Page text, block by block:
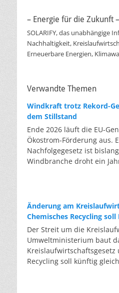
– Energie für die Zukunft –
SOLARIFY, das unabhängige
Nachhaltigkeit,
Erneuerbare Energien,
Verwandte Themen
Windkraft trotz Rekord-
dem Stillstand
Ende 2026 läuft die EU-
Ökostrom-Förderung aus.
Nachfolgegesetz ist
Windbranche droht ein
die Verfahren laufen
Halbjahresbilanz der
Muster: So viele
genehmigt, doch im ersten
nur rund zwei Gigawatt
liegt damit bei etwa 70
Zwischenziel von 84
Änderung am
Chemisches Recycling
Der Streit um die
Umweltministerium baut
Kreislaufwirtschaftsgesetz
Recycling soll künftig